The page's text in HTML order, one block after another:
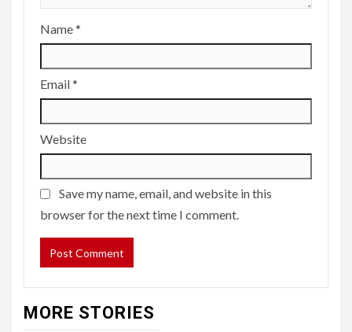
Name*
Email*
Website
Save my name, email, and website in this
browser for the next time I comment.
MORE STORIES